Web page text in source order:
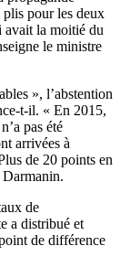
plis pour les deux
avait la moitié du
le ministre
», l’abstention
t-il. « En 2015,
pas été
arrivées à
de 20 points en
Darmanin.
de
a distribué et
de différence